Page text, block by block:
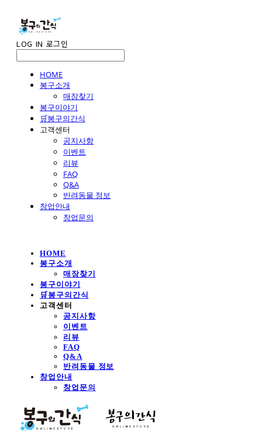
LOG IN 로그인
HOME
봉구소개
매장찾기
봉구이야기
🛒봉구의간식
고객센터
공지사항
이벤트
리뷰
FAQ
Q&A
반려동물 정보
창업안내
창업문의
HOME
봉구소개
매장찾기
봉구이야기
🛒봉구의간식
고객센터
공지사항
이벤트
리뷰
FAQ
Q&A
반려동물 정보
창업안내
창업문의